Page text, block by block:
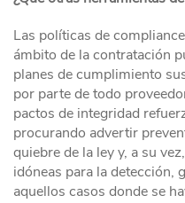
Las políticas de
ámbito de la contratación
planes de cumplimiento
por parte de todo
pactos de integridad
procurando advertir
quiebre de la ley y, a su
idóneas para la detección,
aquellos casos donde se